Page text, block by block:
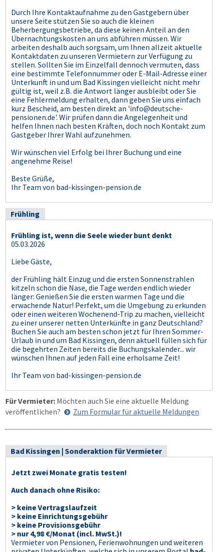
Durch Ihre Kontaktaufnahme zu den Gastgebern über
unsere Seite stützen Sie so auch die kleinen
Beherbergungsbetriebe, da diese keinen Anteil an den
Übernachtungskosten an uns abführen müssen. Wir
arbeiten deshalb auch sorgsam, um Ihnen allzeit aktuelle
Kontaktdaten zu unseren Vermietern zur Verfügung zu
stellen. Sollten Sie im Einzelfall dennoch vermuten, dass
eine bestimmte Telefonnummer oder E-Mail-Adresse einer
Unterkunft in und um Bad Kissingen vielleicht nicht mehr
gültig ist, weil z.B. die Antwort länger ausbleibt oder Sie
eine Fehlermeldung erhalten, dann geben Sie uns einfach
kurz Bescheid, am besten direkt an 'info@deutsche-
pensionen.de'. Wir prüfen dann die Angelegenheit und
helfen Ihnen nach besten Kräften, doch noch Kontakt zum
Gastgeber Ihrer Wahl aufzunehmen.
Wir wünschen viel Erfolg bei Ihrer Buchung und eine
angenehme Reise!
Beste Grüße,
Ihr Team von bad-kissingen-pension.de
Frühling
Frühling ist, wenn die Seele wieder bunt denkt
05.03.2026
Liebe Gäste,
der Frühling hält Einzug und die ersten Sonnenstrahlen
kitzeln schon die Nase, die Tage werden endlich wieder
länger: Genießen Sie die ersten warmen Tage und die
erwachende Natur! Perfekt, um die Umgebung zu erkunden
oder einen weiteren Wochenend-Trip zu machen, vielleicht
zu einer unserer netten Unterkünfte in ganz Deutschland?
Buchen Sie auch am besten schon jetzt für Ihren Sommer-
Urlaub in und um Bad Kissingen, denn aktuell füllen sich für
die begehrten Zeiten bereits die Buchungskalender... wir
wünschen Ihnen auf jeden Fall eine erholsame Zeit!
Ihr Team von bad-kissingen-pension.de
Für Vermieter: Möchten auch Sie eine aktuelle Meldung
veröffentlichen?
Zum Formular für aktuelle Meldungen
Bad Kissingen | Sonderaktion für Vermieter
Jetzt zwei Monate gratis testen!
Auch danach ohne Risiko:
> keine Vertragslaufzeit
> keine Einrichtungsgebühr
> keine Provisionsgebühr
> nur 4,98 €/Monat (incl. MwSt.)!
Vermieter von Pensionen, Ferienwohnungen und weiteren